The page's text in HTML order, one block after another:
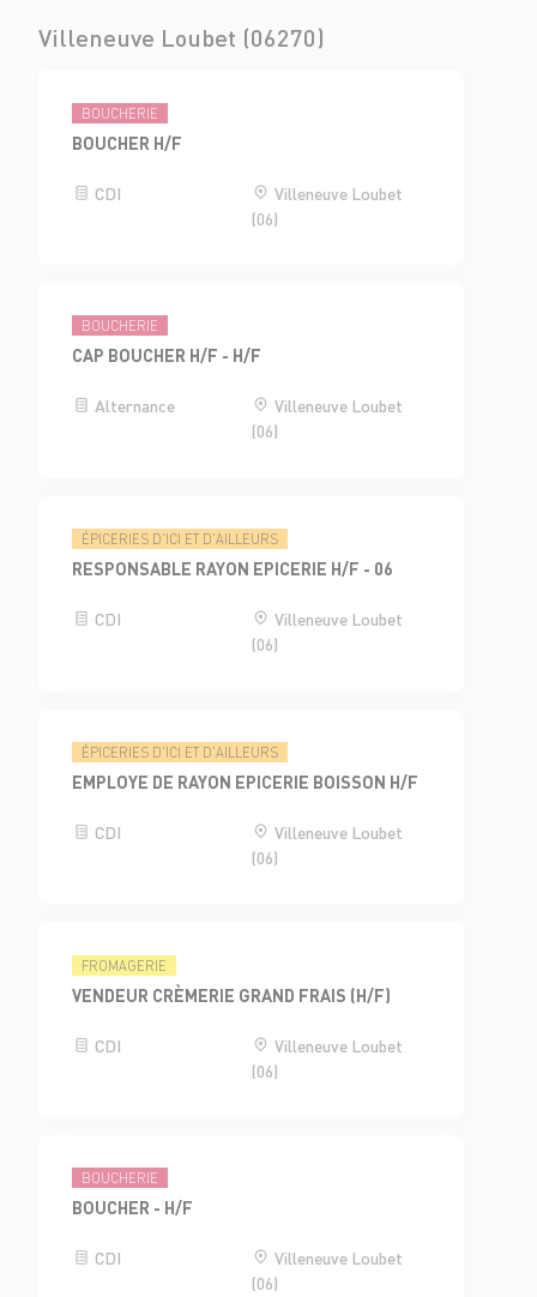
Villeneuve Loubet (06270)
BOUCHERIE
BOUCHER H/F
CDI
Villeneuve Loubet
(06)
BOUCHERIE
CAP BOUCHER H/F - H/F
Alternance
Villeneuve Loubet
(06)
ÉPICERIES D'ICI ET D'AILLEURS
RESPONSABLE RAYON EPICERIE H/F - 06
CDI
Villeneuve Loubet
(06)
ÉPICERIES D'ICI ET D'AILLEURS
EMPLOYE DE RAYON EPICERIE BOISSON H/F
CDI
Villeneuve Loubet
(06)
FROMAGERIE
VENDEUR CRÈMERIE GRAND FRAIS (H/F)
CDI
Villeneuve Loubet
(06)
BOUCHERIE
BOUCHER - H/F
CDI
Villeneuve Loubet
(06)